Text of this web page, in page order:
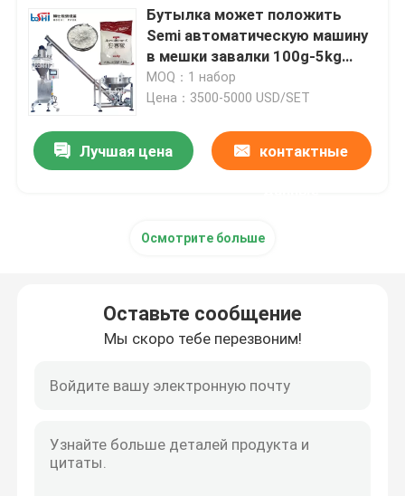
Дом
Бутылка может положить
Semi автоматическую машину
в мешки завалки 100g-5kg
порошка
MOQ：1 набор
Цена：3500-5000 USD/SET
Лучшая цена контактные
Осмотрите больше
Оставьте сообщение
Мы скоро тебе перезвоним!